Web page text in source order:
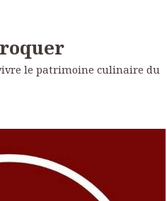
le patrimoine culinaire du